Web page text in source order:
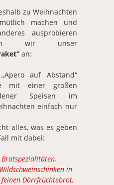
zu Weihnachten
machen und
ausprobieren
wir unser
an:
auf Abstand“
mit einer großen
Speisen im
einfach nur
alles, was es geben
mit dabei:
Brotspezialitäten,
in
Dörrfrüchtebrot,